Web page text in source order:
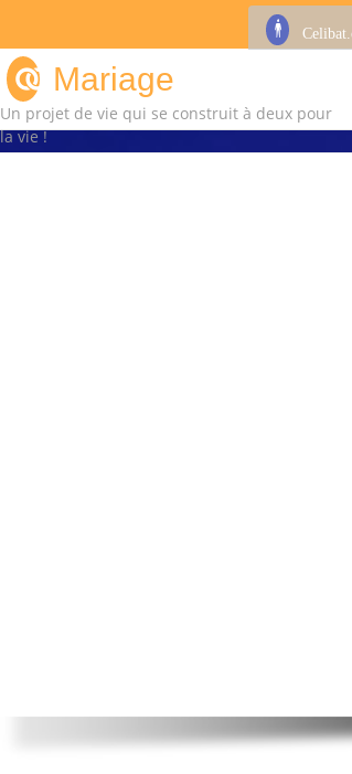
Mariage
Un projet de vie qui se construit à deux pour
la vie !